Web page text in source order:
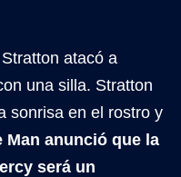
atacó a
una silla. Stratton
sonrisa en el rostro y
Man anunció que la
será un